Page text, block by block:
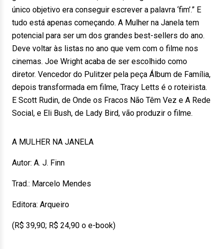
único objetivo era conseguir escrever a palavra ‘fim’.” E
tudo está apenas começando. A Mulher na Janela tem
potencial para ser um dos grandes best-sellers do ano.
Deve voltar às listas no ano que vem com o filme nos
cinemas. Joe Wright acaba de ser escolhido como
diretor. Vencedor do Pulitzer pela peça Álbum de Família,
depois transformada em filme, Tracy Letts é o roteirista.
E Scott Rudin, de Onde os Fracos Não Têm Vez e A Rede
Social, e Eli Bush, de Lady Bird, vão produzir o filme.
A MULHER NA JANELA
Autor: A. J. Finn
Trad.: Marcelo Mendes
Editora: Arqueiro
(R$ 39,90; R$ 24,90 o e-book)